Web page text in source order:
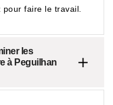
faire le travail.
les
à Peguilhan